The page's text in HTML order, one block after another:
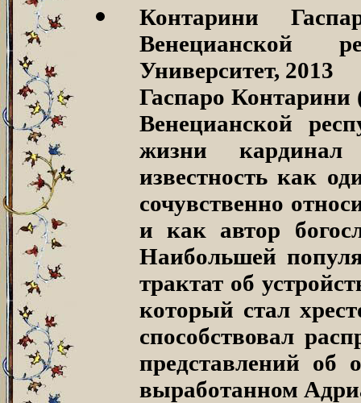
Контарини
Венецианской
Университет, 2013
Гаспаро Контарини
Венецианской
жизни кардинал
известность как
сочувственно
и как автор
Наибольшей
трактат об
который стал
способствовал
представлений об
выработанном